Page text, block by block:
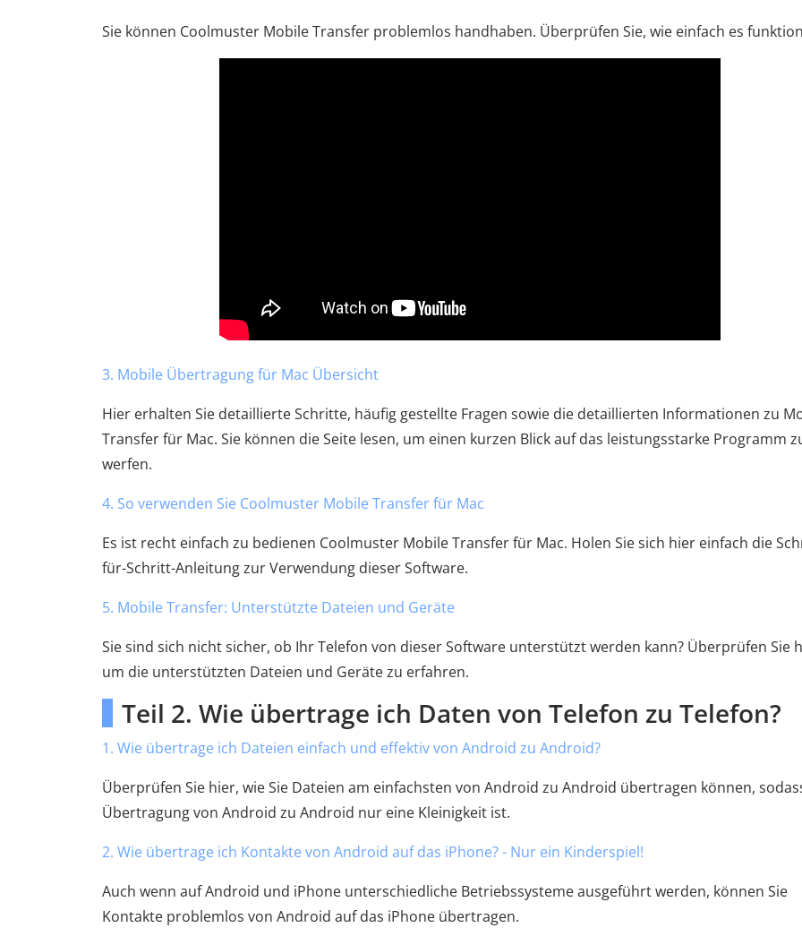
Sie können Coolmuster Mobile Transfer problemlos handhaben. Überprüfen Sie, wie einfach es
3. Mobile Übertragung für Mac Übersicht
Hier erhalten Sie detaillierte Schritte, häufig gestellte Fragen sowie die detaillierten Informationen zu
Transfer für Mac. Sie können die Seite lesen, um einen kurzen Blick auf das leistungsstarke Programm
werfen.
4. So verwenden Sie Coolmuster Mobile Transfer für Mac
Es ist recht einfach zu bedienen Coolmuster Mobile Transfer für Mac. Holen Sie sich hier einfach die
für-Schritt-Anleitung zur Verwendung dieser Software.
5. Mobile Transfer: Unterstützte Dateien und Geräte
Sie sind sich nicht sicher, ob Ihr Telefon von dieser Software unterstützt werden kann? Überprüfen Sie
um die unterstützten Dateien und Geräte zu erfahren.
Teil 2. Wie übertrage ich Daten von Telefon zu Telefon?
1. Wie übertrage ich Dateien einfach und effektiv von Android zu Android?
Überprüfen Sie hier, wie Sie Dateien am einfachsten von Android zu Android übertragen können,
Übertragung von Android zu Android nur eine Kleinigkeit ist.
2. Wie übertrage ich Kontakte von Android auf das iPhone? - Nur ein Kinderspiel!
Auch wenn auf Android und iPhone unterschiedliche Betriebssysteme ausgeführt werden, können Sie
Kontakte problemlos von Android auf das iPhone übertragen.